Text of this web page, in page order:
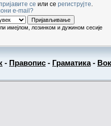
се или се региструјте
e-mail?
имејлом, лозинком и дужином сесије
- Правопис - Граматика-